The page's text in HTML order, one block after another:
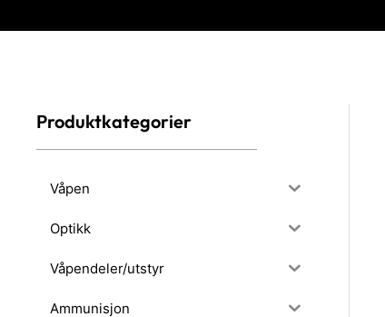
Produktkategorier
Våpen
Optikk
Våpendeler/utstyr
Ammunisjon